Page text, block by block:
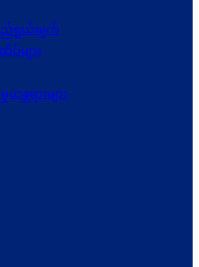
ည်ရွယ်ချက်
များ
ယန္တရားများ